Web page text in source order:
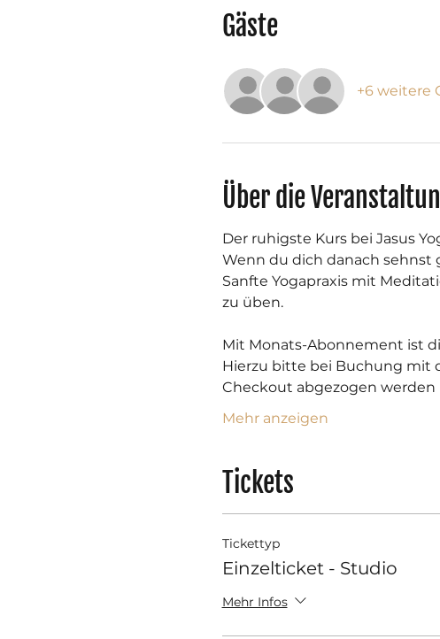
Gäste
+6 weitere
Über die
Der ruhigste Kurs bei Jasus
​Wenn du dich danach sehnst
Sanfte Yogapraxis mit
zu üben.
Mit Monats-Abonnement ist
Hierzu bitte bei Buchung mit
Checkout abgezogen werden
Mehr anzeigen
Tickets
Tickettyp
Einzelticket - Studio
Mehr Infos